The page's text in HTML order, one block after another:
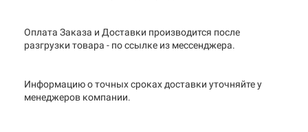
Оплата Заказа и Доставки производится после
разгрузки товара - по ссылке из мессенджера.
Информацию о точных сроках доставки уточняйте у
менеджеров компании.